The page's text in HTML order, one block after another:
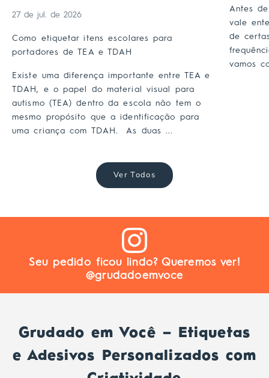
27 de jul. de 2026
Como etiquetar itens escolares para
portadores de TEA e TDAH
Existe uma diferença importante entre TEA e
TDAH, e o papel do material visual para
autismo (TEA) dentro da escola não tem o
mesmo propósito que a identificação para
uma criança com TDAH. As duas ...
Antes
vale
de
vamos
Ver Todos
Seu pedido ficou lindo? Queremos ver!
@grudadoemvoce
Grudado em Você – Etiquetas
e Adesivos Personalizados com